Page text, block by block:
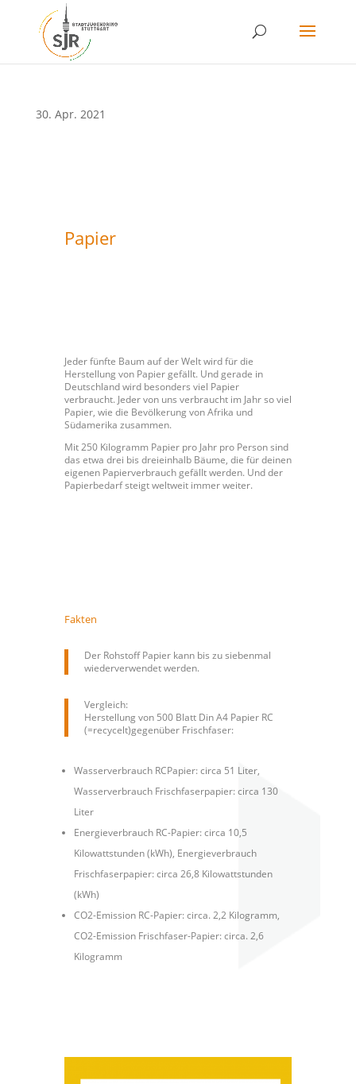
30. Apr. 2021
Papier
Jeder fünfte Baum auf der Welt wird für die
Herstellung von Papier gefällt. Und gerade in
Deutschland wird besonders viel Papier
verbraucht. Jeder von uns verbraucht im Jahr so viel
Papier, wie die Bevölkerung von Afrika und
Südamerika zusammen.
Mit 250 Kilogramm Papier pro Jahr pro Person sind
das etwa drei bis dreieinhalb Bäume, die für deinen
eigenen Papierverbrauch gefällt werden. Und der
Papierbedarf steigt weltweit immer weiter.
Fakten
Der Rohstoff Papier kann bis zu siebenmal
wiederverwendet werden.
Vergleich:
Herstellung von 500 Blatt Din A4 Papier RC
(=recycelt)gegenüber Frischfaser:
Wasserverbrauch RCPapier: circa 51 Liter,
Wasserverbrauch Frischfaserpapier: circa 130
Liter
Energieverbrauch RC-Papier: circa 10,5
Kilowattstunden (kWh), Energieverbrauch
Frischfaserpapier: circa 26,8 Kilowattstunden
(kWh)
CO2-Emission RC-Papier: circa. 2,2 Kilogramm,
CO2-Emission Frischfaser-Papier: circa. 2,6
Kilogramm